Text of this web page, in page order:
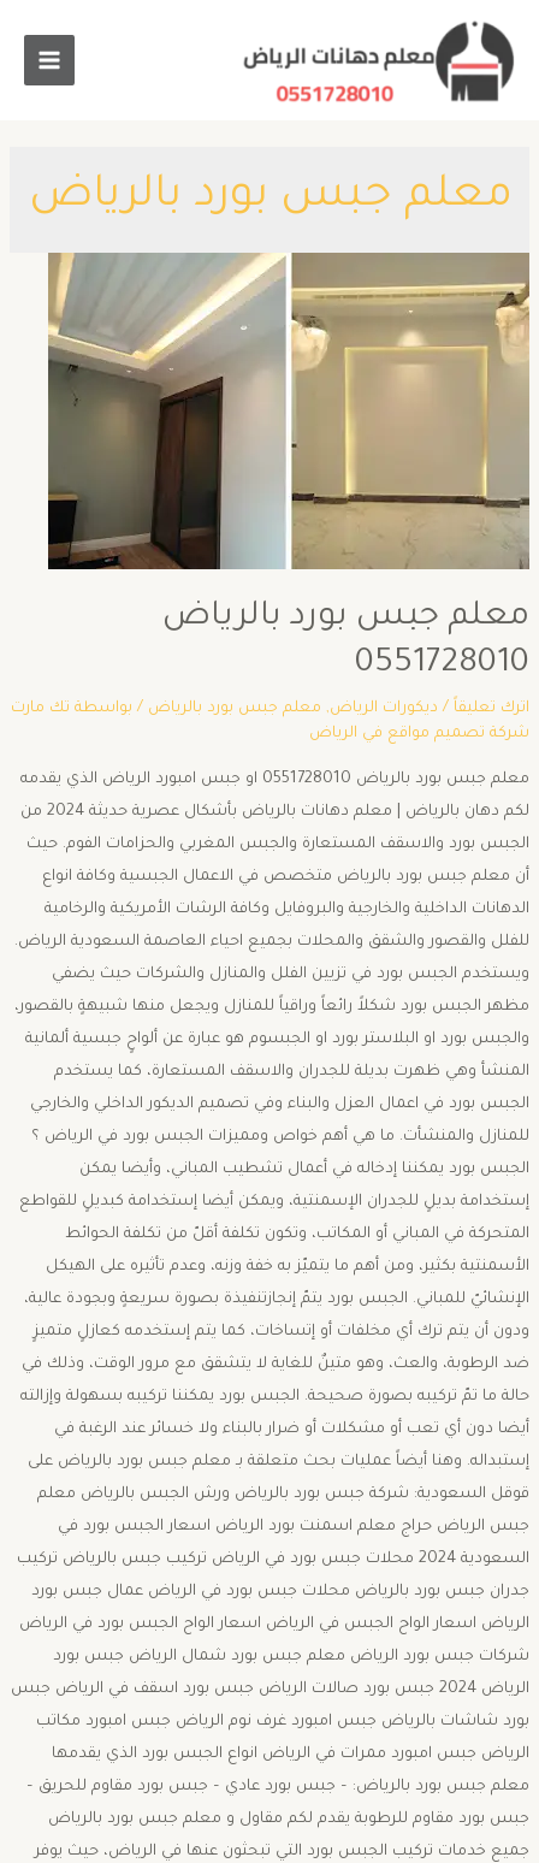
معلم جبس بورد بالرياض
معلم جبس بورد بالرياض
0551728010
اترك تعليقاً / ديكورات الرياض, معلم جبس بورد بالرياض / بواسطة تك مارت
شركة تصميم مواقع في الرياض
معلم جبس بورد بالرياض 0551728010 او جبس امبورد الرياض الذي يقدمه
لكم دهان بالرياض | معلم دهانات بالرياض بأشكال عصرية حديثة 2024 من
الجبس بورد والاسقف المستعارة والجبس المغربي والحزامات الفوم. حيث
أن معلم جبس بورد بالرياض متخصص في الاعمال الجبسية وكافة انواع
الدهانات الداخلية والخارجية والبروفايل وكافة الرشات الأمريكية والرخامية
للفلل والقصور والشقق والمحلات بجميع احياء العاصمة السعودية الرياض.
ويستخدم الجبس بورد في تزيين الفلل والمنازل والشركات حيث يضفي
مظهر الجبس بورد شكلاً رائعاً وراقياً للمنازل ويجعل منها شبيهةٍ بالقصور،
والجبس بورد او البلاستر بورد او الجبسوم هو عبارة عن ألواحٍ جبسية ألمانية
المنشأ وهي ظهرت بديلة للجدران والاسقف المستعارة، كما يستخدم
الجبس بورد في اعمال العزل والبناء وفي تصميم الديكور الداخلي والخارجي
للمنازل والمنشأت. ما هي أهم خواص ومميزات الجبس بورد في الرياض ؟
الجبس بورد يمكننا إدخاله في أعمال تشطيب المباني، وأيضا يمكن
إستخدامة بديلٍ للجدران الإسمنتية، ويمكن أيضا إستخدامة كبديلٍ للقواطع
المتحركة في المباني أو المكاتب، وتكون تكلفة أقلّ من تكلفة الحوائط
الأسمنتية بكثير، ومن أهم ما يتميّز به خفة وزنه، وعدم تأثيره على الهيكل
الإنشائيّ للمباني. الجبس بورد يتمّ إنجازتنفيذة بصورة سريعةٍ وبجودة عالية،
ودون أن يتم ترك أي مخلفات أو إتساخات، كما يتم إستخدمه كعازلٍ متميزٍ
ضد الرطوبة، والعث، وهو متينٌ للغاية لا يتشقق مع مرور الوقت، وذلك في
حالة ما تمّ تركيبه بصورة صحيحة. الجبس بورد يمكننا تركيبه بسهولة وإزالته
أيضا دون أي تعب أو مشكلات أو ضرار بالبناء ولا خسائر عند الرغبة في
إستبداله. وهنا أيضاً عمليات بحث متعلقة بـ معلم جبس بورد بالرياض على
قوقل السعودية: شركة جبس بورد بالرياض ورش الجبس بالرياض معلم
جبس الرياض حراج معلم اسمنت بورد الرياض اسعار الجبس بورد في
السعودية 2024 محلات جبس بورد في الرياض تركيب جبس بالرياض تركيب
جدران جبس بورد بالرياض محلات جبس بورد في الرياض عمال جبس بورد
الرياض اسعار الواح الجبس في الرياض اسعار الواح الجبس بورد في الرياض
شركات جبس بورد الرياض معلم جبس بورد شمال الرياض جبس بورد
الرياض 2024 جبس بورد صالات الرياض جبس بورد اسقف في الرياض جبس
بورد شاشات بالرياض جبس امبورد غرف نوم الرياض جبس امبورد مكاتب
الرياض جبس امبورد ممرات في الرياض انواع الجبس بورد الذي يقدمها
معلم جبس بورد بالرياض: – جبس بورد عادي – جبس بورد مقاوم للحريق –
جبس بورد مقاوم للرطوبة يقدم لكم مقاول و معلم جبس بورد بالرياض
جميع خدمات تركيب الجبس بورد التي تبحثون عنها في الرياض، حيث يوفر